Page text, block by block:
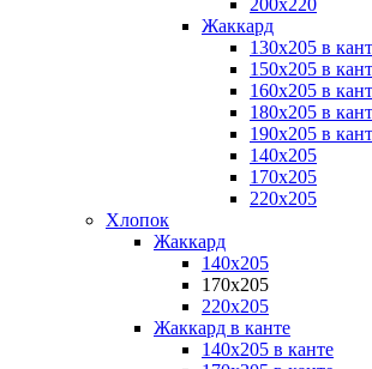
200х220
Жаккард
130х205 в
150х205 в
160х205 в
180х205 в
190х205 в
140х205
170х205
220х205
Хлопок
Жаккард
140x205
170х205
220х205
Жаккард в канте
140х205 в канте